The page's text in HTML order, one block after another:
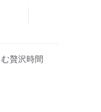
贅沢時間